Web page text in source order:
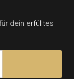
dein erfülltes